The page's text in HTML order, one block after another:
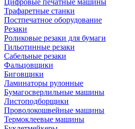
Цифровые печатные машины
Трафаретные станки
Постпечатное оборудование
Резаки
Роликовые резаки для бумаги
Гильотинные резаки
Сабельные резаки
Фальцовщики
Биговщики
Ламинаторы рулонные
Бумагосверлильные машины
Листоподборщики
Проволокошвейные машины
Термоклеевые машины